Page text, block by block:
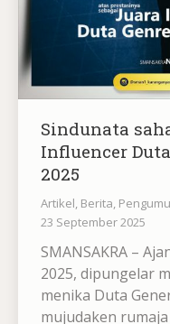
Sindunata
Influencer
2025
Artikel Berita
23 September 2025
SMANSAKRA –
2025, dipungelar
menika Duta
mujudaken